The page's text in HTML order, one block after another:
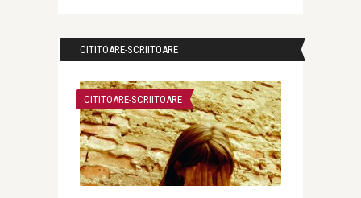
CITITOARE-SCRIITOARE
CITITOARE-SCRIITOARE